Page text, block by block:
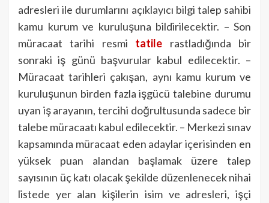
adresleri ile durumlarını açıklayıcı bilgi talep sahibi
kamu kurum ve kuruluşuna bildirilecektir. – Son
müracaat tarihi resmi tatile rastladığında bir
sonraki iş günü başvurular kabul edilecektir. –
Müracaat tarihleri çakışan, aynı kamu kurum ve
kuruluşunun birden fazla işgücü talebine durumu
uyan iş arayanın, tercihi doğrultusunda sadece bir
talebe müracaatı kabul edilecektir. – Merkezi sınav
kapsamında müracaat eden adaylar içerisinden en
yüksek puan alandan başlamak üzere talep
sayısının üç katı olacak şekilde düzenlenecek nihai
listede yer alan kişilerin isim ve adresleri, işçi